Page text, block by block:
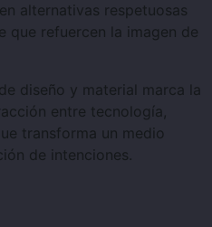
alternativas respetuosas
que refuercen la imagen de
diseño y material marca la
entre tecnología,
transforma un medio
de intenciones.